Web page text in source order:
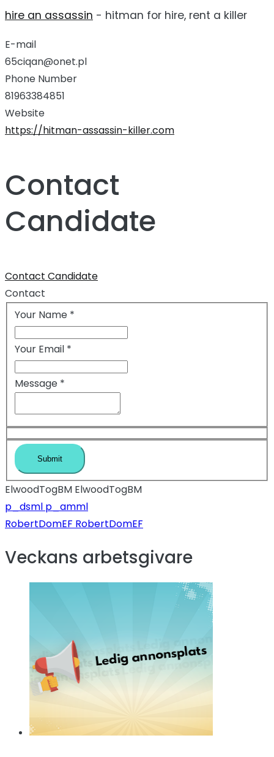
hire an assassin - hitman for hire, rent a killer
E-mail
65ciqan@onet.pl
Phone Number
81963384851
Website
https://hitman-assassin-killer.com
Contact
Candidate
Contact Candidate
Contact
Your Name *
Your Email *
Message *
ElwoodTogBM ElwoodTogBM
p_dsml p_amml
RobertDomEF RobertDomEF
Veckans arbetsgivare